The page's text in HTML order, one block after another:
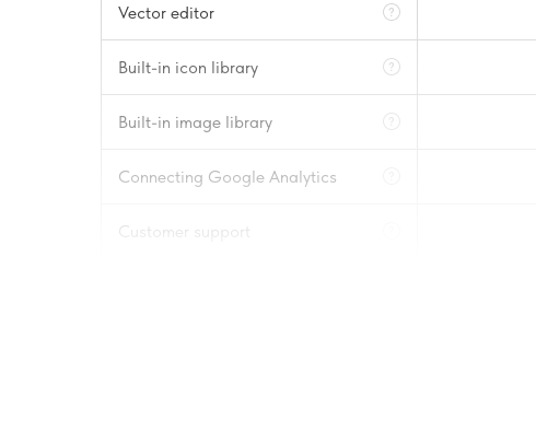
Vector editor
Built-in icon library
Built-in image library
Connecting Google Analytics
Customer support